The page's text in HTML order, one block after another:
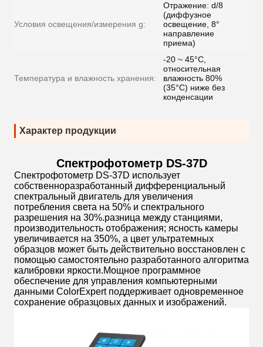
Условия освещения/измерения g:
Отражение: d/8
(диффузное
освещение, 8°
направление
приема)
Температура и влажность хранения:
-20 ~ 45°C,
относительная
влажность 80%
(35°C) ниже без
конденсации
Характер продукции
Спектрофотометр DS-37D
Спектрофотометр DS-37D использует
собственноразработанный дифференциальный
спектральный двигатель для увеличения
потребления света на 50% и спектрального
разрешения на 30%.разница между станциями,
производительность отображения; ясность камеры
увеличивается на 350%, а цвет ультратемных
образцов может быть действительно восстановлен с
помощью самостоятельно разработанного алгоритма
калибровки яркости.Мощное программное
обеспечение для управления компьютерными
данными ColorExpert поддерживает одновременное
сохранение образцовых данных и изображений.